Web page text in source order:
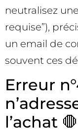
neutralisez
requise”),
un email de
souvent ces
Erreur
l’achat 🛑